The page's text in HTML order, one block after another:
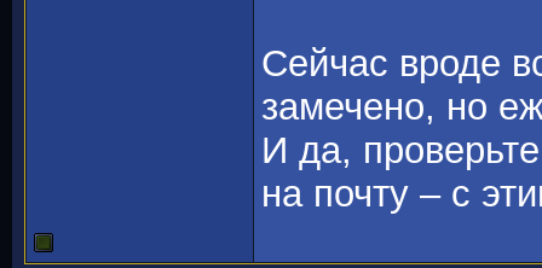
Сейчас вроде
замечено, но
И да,
на почту – с